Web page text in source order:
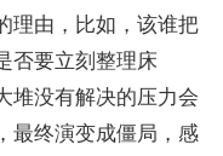
理由，比如，该谁把
否要立刻整理床
没有解决的压力会
最终演变成僵局，感